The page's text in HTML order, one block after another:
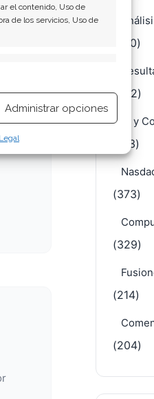
el contenido, Uso de
de los servicios, Uso de
y
Siempre activo
Administrar opciones
(670)
(432)
IA y
(413)
(373)
(329)
(214)
(204)